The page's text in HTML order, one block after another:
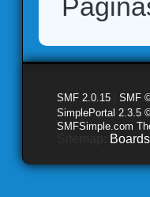
SMF 2.0.15 SMF
SimplePortal 2.3.5
SMFSimple.com
Boards